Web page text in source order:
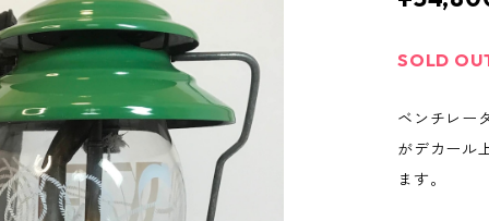
SOLD
ベンチレー
がデカール
ます。